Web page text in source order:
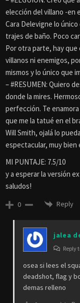
elección del villano -en
Cara Delevigne lo
trajes de baño. Poco
Por otra parte, hay
villanos ni enemigos,
mismos y lo único que
– #RESUMEN: Quiero
donde la mires.
perfección. Te
que me la tatué en el
Will Smith, ojalá lo
espectacular, muy bien
MI PUNTAJE: 7.5/10
y a esperar la versión
saludos!
0 Reply
jalea
Reply
osea si lees el
deadshot, flag y
demas relleno